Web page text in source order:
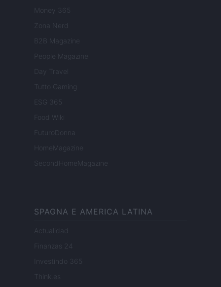
Money 365
Zona Nerd
B2B Magazine
People Magazine
Day Travel
Tutto Gaming
ESG 365
Food Wiki
FuturoDonna
HomeMagazine
SecondHomeMagazine
SPAGNA E AMERICA LATINA
Actualidad
Finanzas 24
Investindo 365
Think.es